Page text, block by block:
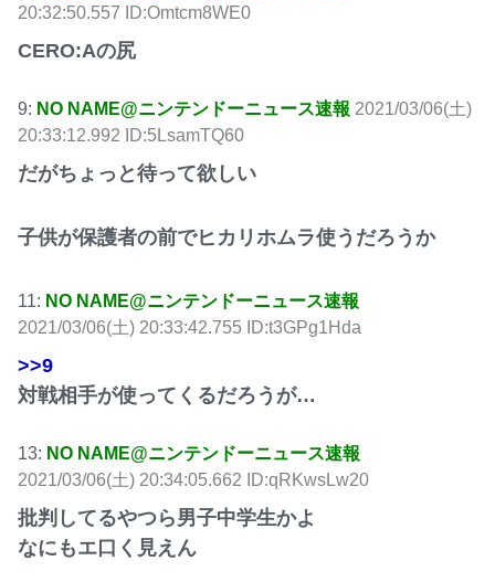
20:32:50.557 ID:Omtcm8WE0
CERO:Aの尻
9: NO NAME@ニンテンドーニュース速報 2021/03/06(土)
20:33:12.992 ID:5LsamTQ60
だがちょっと待って欲しい
子供が保護者の前でヒカリホムラ使うだろうか
11: NO NAME@ニンテンドーニュース速報
2021/03/06(土) 20:33:42.755 ID:t3GPg1Hda
>>9
対戦相手が使ってくるだろうが…
13: NO NAME@ニンテンドーニュース速報
2021/03/06(土) 20:34:05.662 ID:qRKwsLw20
批判してるやつら男子中学生かよ
なにもエ口く見えん